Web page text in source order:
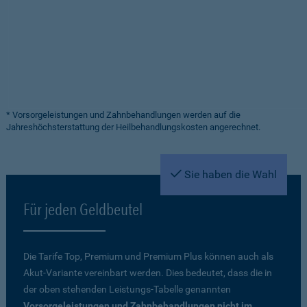
* Vorsorgeleistungen und Zahnbehandlungen werden auf die
Jahreshöchsterstattung der Heilbehandlungskosten angerechnet.
Sie haben die Wahl
Für jeden Geldbeutel
Die Tarife Top, Premium und Premium Plus können auch als
Akut-Variante vereinbart werden. Dies bedeutet, dass die in
der oben stehenden Leistungs-Tabelle genannten